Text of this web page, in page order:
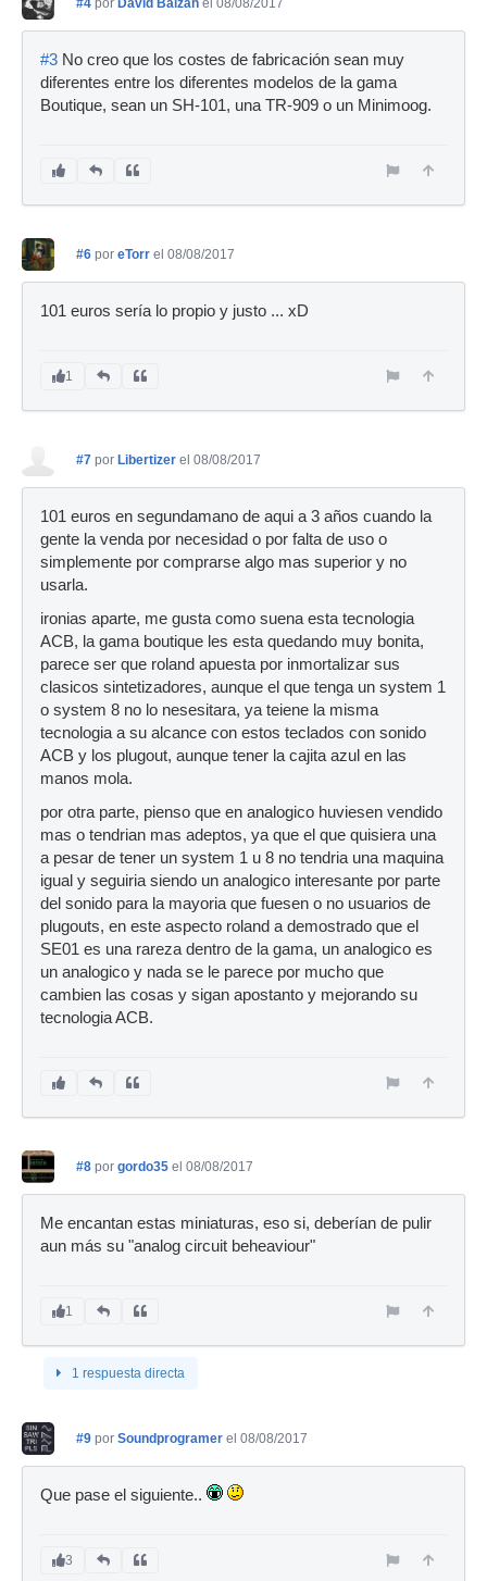
#4 por David Baizán el 08/08/2017
#3 No creo que los costes de fabricación sean muy
diferentes entre los diferentes modelos de la gama
Boutique, sean un SH-101, una TR-909 o un Minimoog.
#6 por eTorr el 08/08/2017
101 euros sería lo propio y justo ... xD
1
#7 por Libertizer el 08/08/2017
101 euros en segundamano de aqui a 3 años cuando la
gente la venda por necesidad o por falta de uso o
simplemente por comprarse algo mas superior y no
usarla.
ironias aparte, me gusta como suena esta tecnologia
ACB, la gama boutique les esta quedando muy bonita,
parece ser que roland apuesta por inmortalizar sus
clasicos sintetizadores, aunque el que tenga un system 1
o system 8 no lo nesesitara, ya teiene la misma
tecnologia a su alcance con estos teclados con sonido
ACB y los plugout, aunque tener la cajita azul en las
manos mola.
por otra parte, pienso que en analogico huviesen vendido
mas o tendrian mas adeptos, ya que el que quisiera una
a pesar de tener un system 1 u 8 no tendria una maquina
igual y seguiria siendo un analogico interesante por parte
del sonido para la mayoria que fuesen o no usuarios de
plugouts, en este aspecto roland a demostrado que el
SE01 es una rareza dentro de la gama, un analogico es
un analogico y nada se le parece por mucho que
cambien las cosas y sigan apostanto y mejorando su
tecnologia ACB.
#8 por gordo35 el 08/08/2017
Me encantan estas miniaturas, eso si, deberían de pulir
aun más su "analog circuit beheaviour"
1
1 respuesta directa
#9 por Soundprogramer el 08/08/2017
Que pase el siguiente..
3